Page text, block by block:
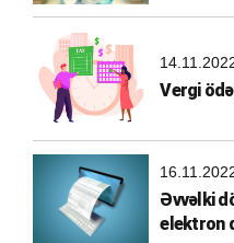
Vergi
Əvvəlki
elektron